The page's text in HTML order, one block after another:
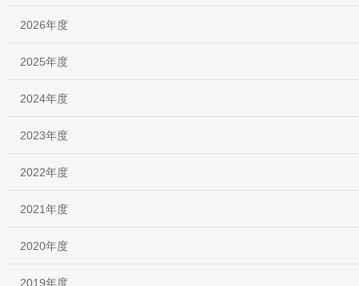
2026年度
2025年度
2024年度
2023年度
2022年度
2021年度
2020年度
2019年度